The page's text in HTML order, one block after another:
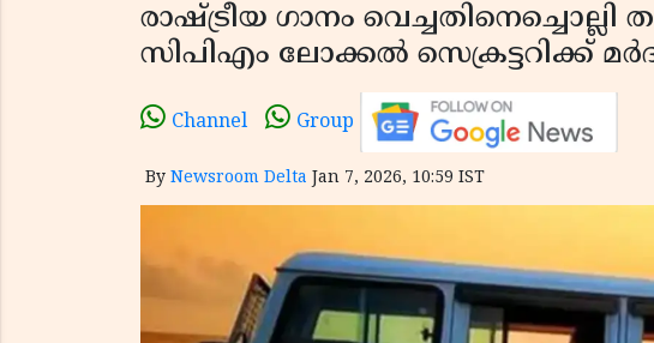
രാഷ്ട്രീയ ഗാനം
സിപിഎം ലോക്കൽ സെക്രട്ടറിക്ക്
Channel Group
By Newsroom Delta Jan 7, 2026, 10:59 IST